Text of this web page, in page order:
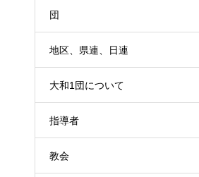
団
地区、県連、日連
大和1団について
指導者
教会